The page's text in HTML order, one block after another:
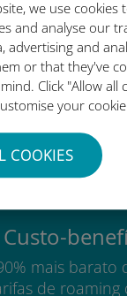
we use cookies
and analyse our
and
or that they've
Click "Allow all
your
COOKIES
Ubigi
Custo-
mais barato
de roaming